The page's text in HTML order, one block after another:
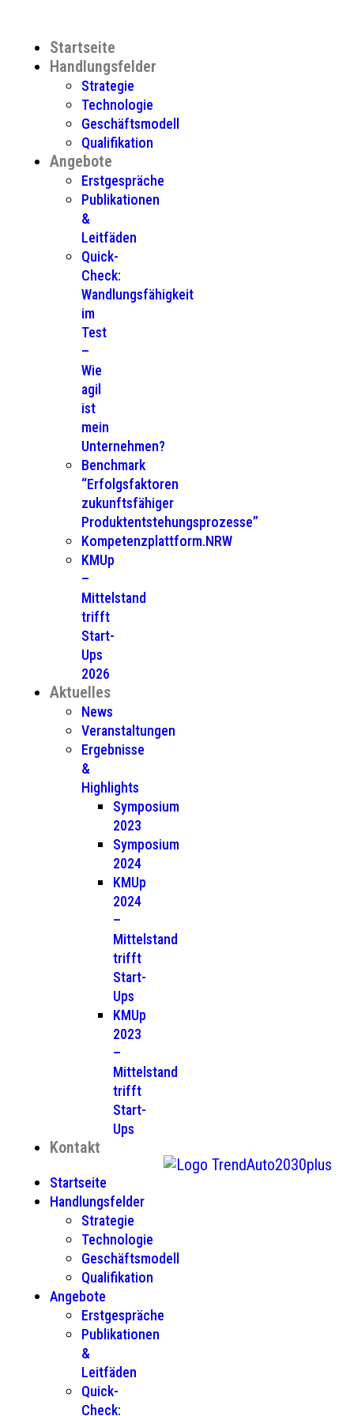
Startseite
Handlungsfelder
Strategie
Technologie
Geschäftsmodell
Qualifikation
Angebote
Erstgespräche
Publikationen
&
Leitfäden
Quick-
Check:
Wandlungsfähigkeit
im
Test
–
Wie
agil
ist
mein
Unternehmen?
Benchmark
“Erfolgsfaktoren
zukunftsfähiger
Produktentstehungsprozesse”
Kompetenzplattform.NRW
KMUp
–
Mittelstand
trifft
Start-
Ups
2026
Aktuelles
News
Veranstaltungen
Ergebnisse
&
Highlights
Symposium
2023
Symposium
2024
KMUp
2024
–
Mittelstand
trifft
Start-
Ups
KMUp
2023
–
Mittelstand
trifft
Start-
Ups
Kontakt
Startseite
Handlungsfelder
Strategie
Technologie
Geschäftsmodell
Qualifikation
Angebote
Erstgespräche
Publikationen
&
Leitfäden
Quick-
Check: